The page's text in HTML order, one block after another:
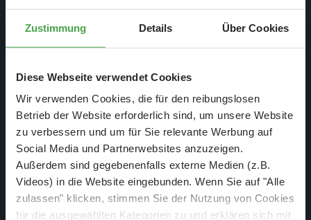
Zustimmung Details Über Cookies
Diese Webseite verwendet Cookies
Wir verwenden Cookies, die für den reibungslosen
Betrieb der Website erforderlich sind, um unsere Website
zu verbessern und um für Sie relevante Werbung auf
Social Media und Partnerwebsites anzuzeigen.
Außerdem sind gegebenenfalls externe Medien (z.B.
Videos) in die Website eingebunden. Wenn Sie auf "Alle
zulassen" klicken, stimmen Sie der Nutzung von Cookies
für die ausgewählten Kategorien zu und erklären sich mit
2.1 eingetroffen.